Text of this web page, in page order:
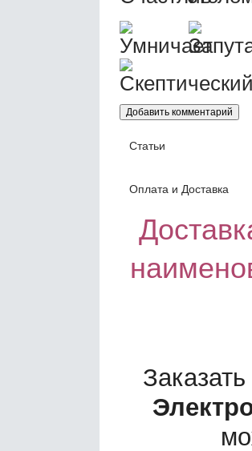
Статьи
Оплата и Доставка